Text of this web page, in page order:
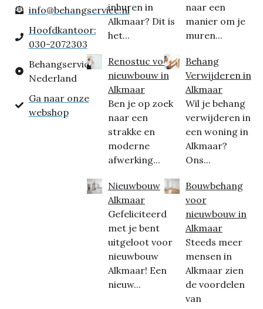
info@behangservice.nl
Hoofdkantoor:
030-2072303
Behangservice
Nederland
Ga naar onze
webshop
inhuren in
Alkmaar? Dit is
het...
Renostuc voor
nieuwbouw in
Alkmaar
Ben je op zoek
naar een
strakke en
moderne
afwerking...
Nieuwbouw
Alkmaar
Gefeliciteerd
met je bent
uitgeloot voor
nieuwbouw
Alkmaar! Een
nieuw...
naar een
manier om je
muren...
Behang
Verwijderen in
Alkmaar
Wil je behang
verwijderen in
een woning in
Alkmaar?
Ons...
Bouwbehang
voor
nieuwbouw in
Alkmaar
Steeds meer
mensen in
Alkmaar zien
de voordelen
van